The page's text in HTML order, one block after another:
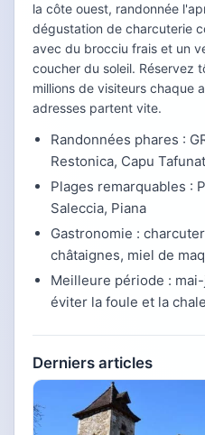
la côte ouest, randonnée
dégustation de charcuterie
avec du brocciu frais et un
coucher du soleil. Réservez
millions de visiteurs chaque
adresses partent vite.
Randonnées phares :
Restonica, Capu
Plages remarquables :
Saleccia, Piana
Gastronomie :
châtaignes, miel de
Meilleure période :
éviter la foule et la
Derniers articles